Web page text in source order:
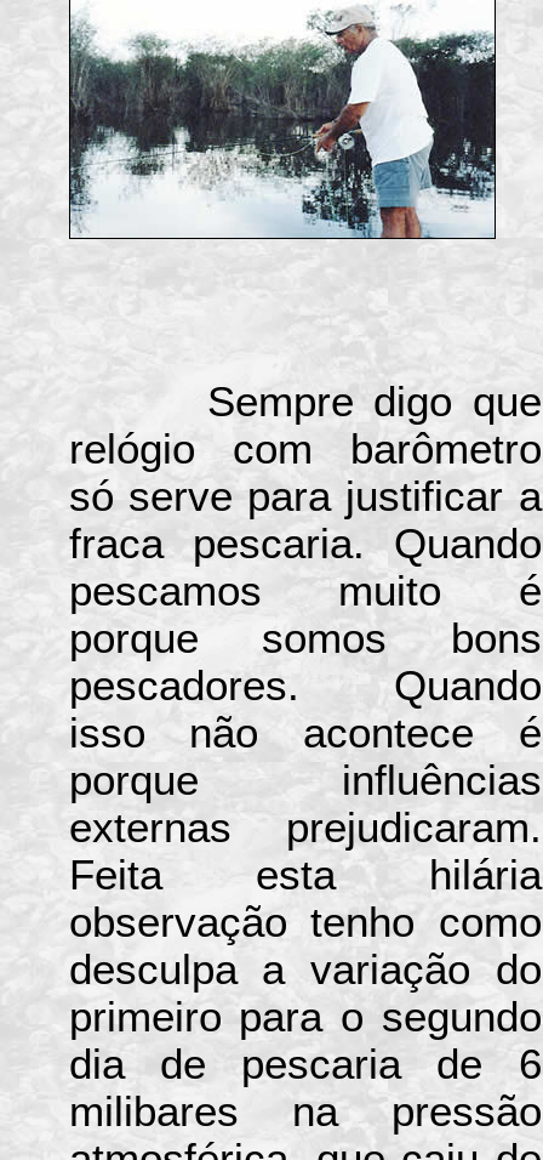
Sempre digo que
relógio com barômetro
só serve para justificar a
fraca pescaria. Quando
pescamos muito é
porque somos bons
pescadores. Quando
isso não acontece é
porque influências
externas prejudicaram.
Feita esta hilária
observação tenho como
desculpa a variação do
primeiro para o segundo
dia de pescaria de 6
milibares na pressão